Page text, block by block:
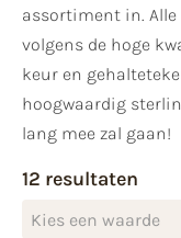
assortiment in.
volgens de hoge
keur en
hoogwaardig
lang mee zal gaan!
12 resultaten
Kies een waarde